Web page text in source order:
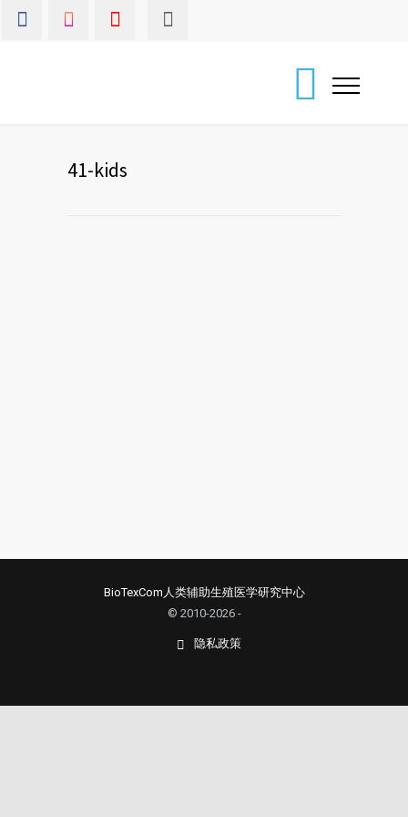
41-kids
© 2010-2026 -
BioTexCom人类辅助生殖医学研究中心
隐私政策